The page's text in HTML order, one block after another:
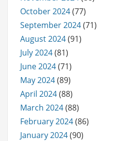
October 2024(77)
September 2024(71)
August 2024(91)
July 2024(81)
June 2024(71)
May 2024(89)
April 2024(88)
March 2024(88)
February 2024(86)
January 2024(90)